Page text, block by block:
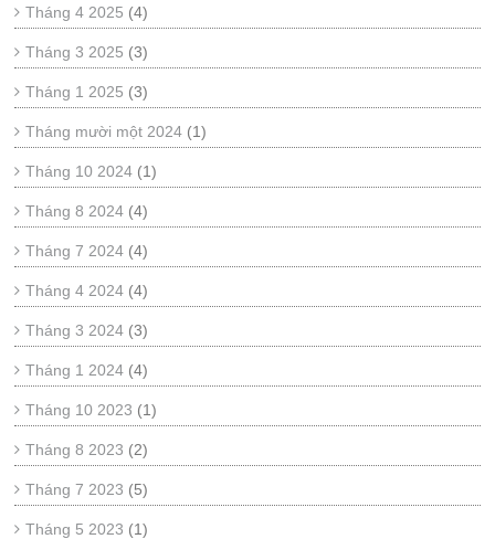
Tháng 4 2025 (4)
Tháng 3 2025 (3)
Tháng 1 2025 (3)
Tháng mười một 2024 (1)
Tháng 10 2024 (1)
Tháng 8 2024 (4)
Tháng 7 2024 (4)
Tháng 4 2024 (4)
Tháng 3 2024 (3)
Tháng 1 2024 (4)
Tháng 10 2023 (1)
Tháng 8 2023 (2)
Tháng 7 2023 (5)
Tháng 5 2023 (1)